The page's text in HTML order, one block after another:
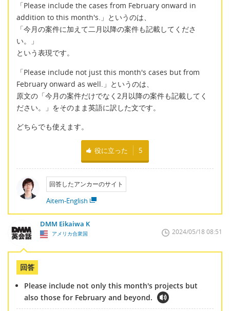
「Please include the cases from February onward in
addition to this month's.」というのは、
「今月の案件に加えて二月以降の案件も記載してくださ
い。」
という表現です。
「Please include not just this month's cases but from
February onward as well.」というのは、
原文の「今月の案件だけでなく2月以降の案件も記載してく
ださい。」をそのまま英語に訳した文です。
どちらでも使えます。
役に立った 5
回答したアンカーのサイト
Aitem-English
DMM Eikaiwa K
アメリカ合衆国 2024/05/18 08:51
回答
Please include not only this month's projects but
also those for February and beyond.